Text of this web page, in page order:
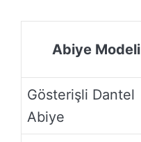
Abiye Modeli
Gösterişli Dantel
Abiye